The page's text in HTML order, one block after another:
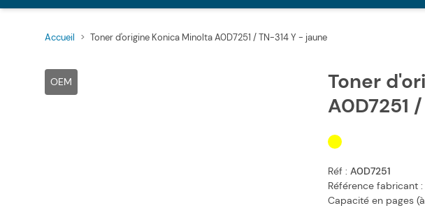
Accueil > Toner d'origine Konica Minolta A0D7251 / TN-314 Y - jaune
OEM
Main image
Click to view image in fullscreen
Toner
A0D7251
Réf : A0D7251
Référence fabricant :
Capacité en pages